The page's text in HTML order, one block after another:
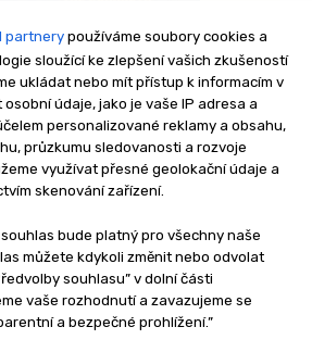
partnery používáme soubory cookies a
sloužící ke zlepšení vašich zkušeností
ukládat nebo mít přístup k informacím v
údaje, jako je vaše IP adresa a
personalizované reklamy a obsahu,
průzkumu sledovanosti a rozvoje
využívat přesné geolokační údaje a
skenování zařízení.
bude platný pro všechny naše
můžete kdykoli změnit nebo odvolat
souhlasu” v dolní části
vaše rozhodnutí a zavazujeme se
a bezpečné prohlížení.”
-Reklama-